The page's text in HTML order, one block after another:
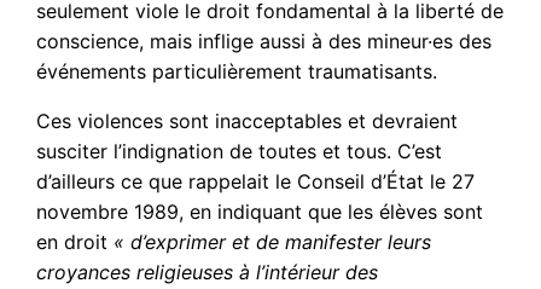
seulement viole le droit fondamental à la liberté de
conscience, mais inflige aussi à des mineur·es des
événements particulièrement traumatisants.
Ces violences sont inacceptables et devraient
susciter l’indignation de toutes et tous. C’est
d’ailleurs ce que rappelait le Conseil d’État le 27
novembre 1989, en indiquant que les élèves sont
en droit « d’exprimer et de manifester leurs
croyances religieuses à l’intérieur des